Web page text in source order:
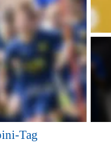
Tag